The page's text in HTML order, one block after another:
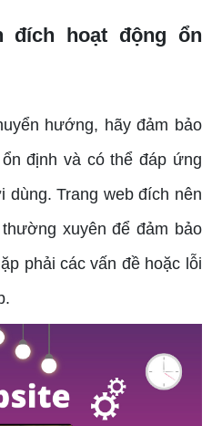
đích hoạt động ổn
hướng, hãy đảm bảo
định và có thể đáp ứng
Trang web đích nên
xuyên để đảm bảo
phải các vấn đề hoặc lỗi